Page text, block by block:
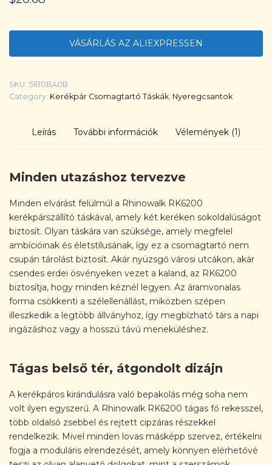
VÁSÁRLÁS AZ ALIEXPRESSEN
SKU: 51B0BA0B
Category: Kerékpár Csomagtartó Táskák Nyeregcsantok
Leírás További információk Vélemények (1)
Minden utazáshoz tervezve
Minden elvárást felülmúl a Rhinowalk RK6200
kerékpárszállító táskával, amely két keréken sokoldalúságot
biztosít. Olyan táskára van szüksége, amely megfelel
ambícióinak és életstílusának, így ez a csomagtartó nem
csupán tárolást biztosít. Akár nyüzsgő városi utcákon, akár
csendes erdei ösvényeken vezet a kaland, az RK6200
biztosítja, hogy minden kéznél legyen. Az áramvonalas
forma csökkenti a szélellenállást, miközben szépen
illeszkedik a legtöbb állványhoz, így megbízható társ a napi
ingázáshoz vagy a hosszú távú meneküléshez.
Tágas belső tér, átgondolt dizájn
A kerékpáros kirándulásra való bepakolás még soha nem
volt ilyen egyszerű. A Rhinowalk RK6200 tágas fő rekesszel,
több oldalsó zsebbel és rejtett cipzáras részekkel
rendelkezik. Mivel minden lovas másképp szervez, értékelni
fogja a moduláris elrendezését, amely könnyen elérhetővé